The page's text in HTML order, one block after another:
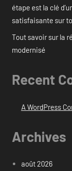
étape est la clé
satisfaisante sur
Tout savoir sur la
modernisé
Recent
A WordPress
Archives
août 2026